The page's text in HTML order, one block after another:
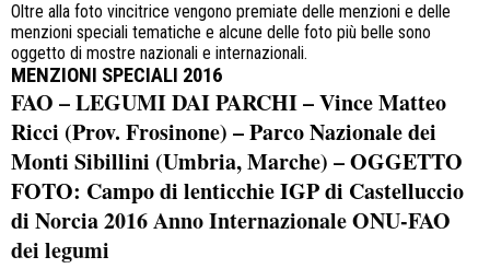
Oltre alla foto vincitrice vengono premiate delle menzioni e delle
menzioni speciali tematiche e alcune delle foto più belle sono
oggetto di mostre nazionali e internazionali.
MENZIONI SPECIALI 2016
FAO – LEGUMI DAI PARCHI– Vince Matteo
Ricci (Prov. Frosinone) – Parco Nazionale dei
Monti Sibillini (Umbria, Marche) – OGGETTO
FOTO: Campo di lenticchie IGP di Castelluccio
di Norcia2016 Anno Internazionale ONU-FAO
dei legumi